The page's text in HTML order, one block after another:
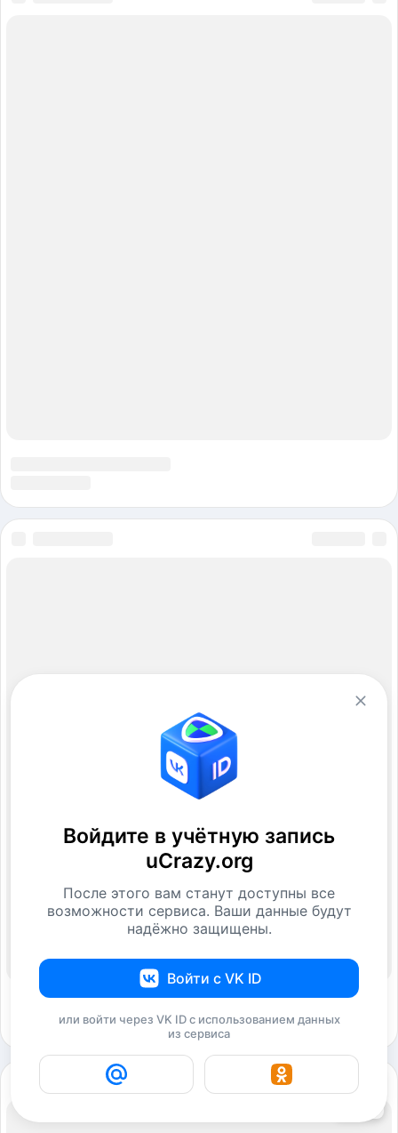
Войдите в учётную запись
uCrazy.org
После этого вам станут доступны все
возможности сервиса. Ваши данные будут
надёжно защищены.
Войти с VK ID
или войти через VK ID с использованием данных
из сервиса